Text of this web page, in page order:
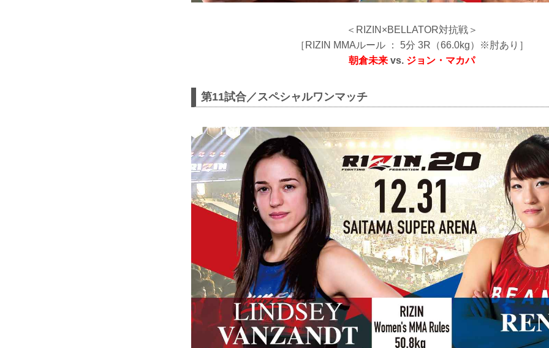
＜RIZIN×BELLATOR対抗戦＞
［RIZIN MMAルール ： 5分 3R（66.0kg）※肘あり］
朝倉未来 vs. ジョン・マカパ
第11試合／スペシャルワンマッチ